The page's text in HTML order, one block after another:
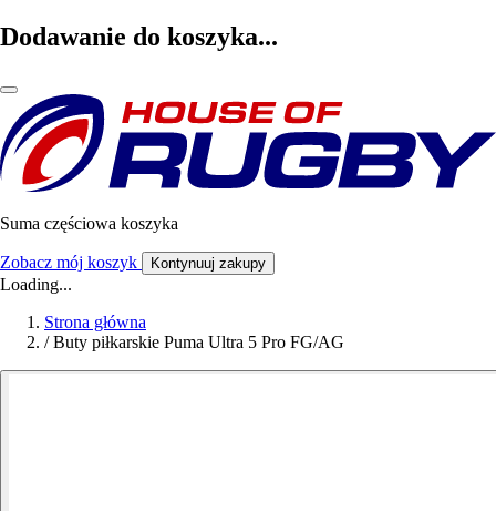
Dodawanie do koszyka...
Suma częściowa koszyka
Zobacz mój koszyk Kontynuuj zakupy
Loading...
Strona główna
/ Buty piłkarskie Puma Ultra 5 Pro FG/AG